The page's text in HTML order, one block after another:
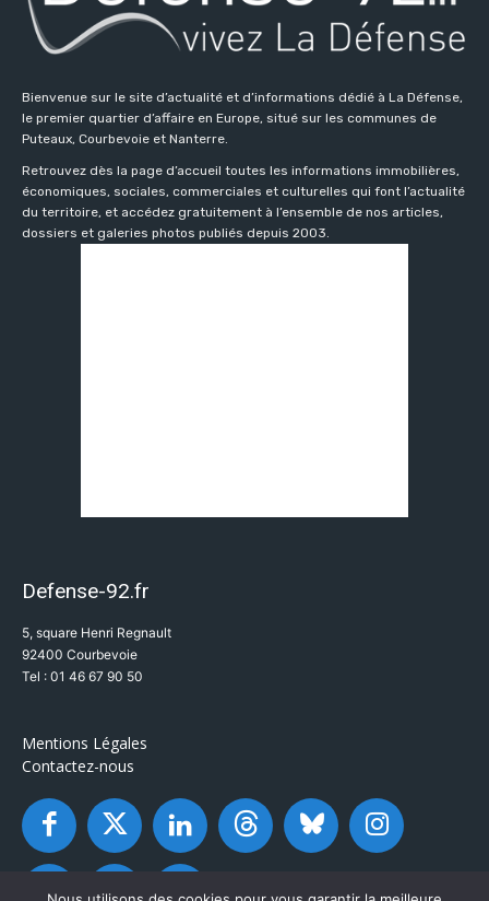
Bienvenue sur le site d’actualité et d’informations dédié à La Défense,
le premier quartier d’affaire en Europe, situé sur les communes de
Puteaux, Courbevoie et Nanterre.
Retrouvez dès la page d’accueil toutes les informations immobilières,
économiques, sociales, commerciales et culturelles qui font l’actualité
du territoire, et accédez gratuitement à l’ensemble de nos articles,
dossiers et galeries photos publiés depuis 2003.
Defense-92.fr
5, square Henri Regnault
92400 Courbevoie
Tel : 01 46 67 90 50
Mentions Légales
Contactez-nous